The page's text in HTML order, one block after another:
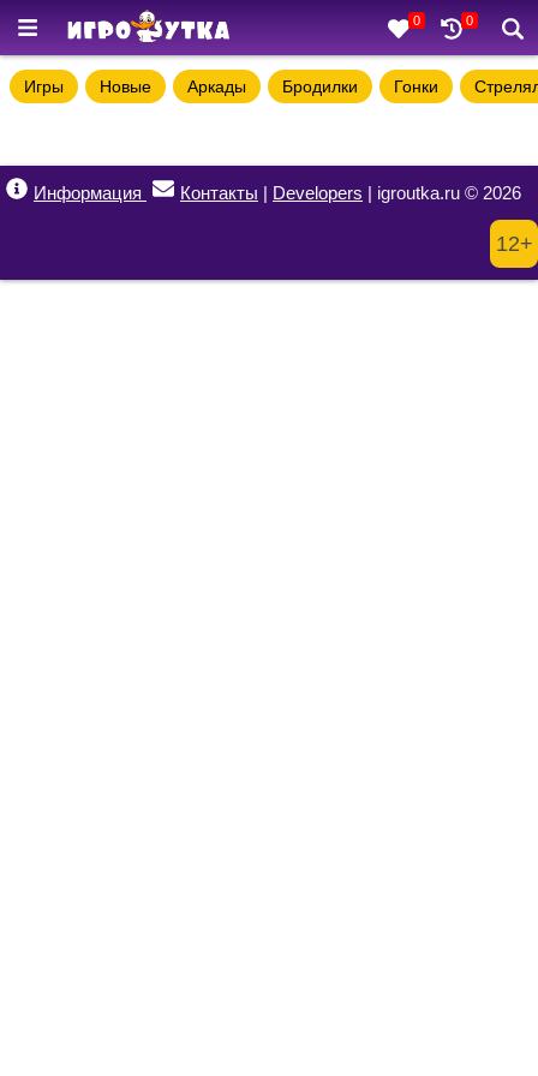
0 0
Игры Новые Аркады Бродилки Гонки
Информация Контакты | Developers | igroutka.ru © 2026
12+